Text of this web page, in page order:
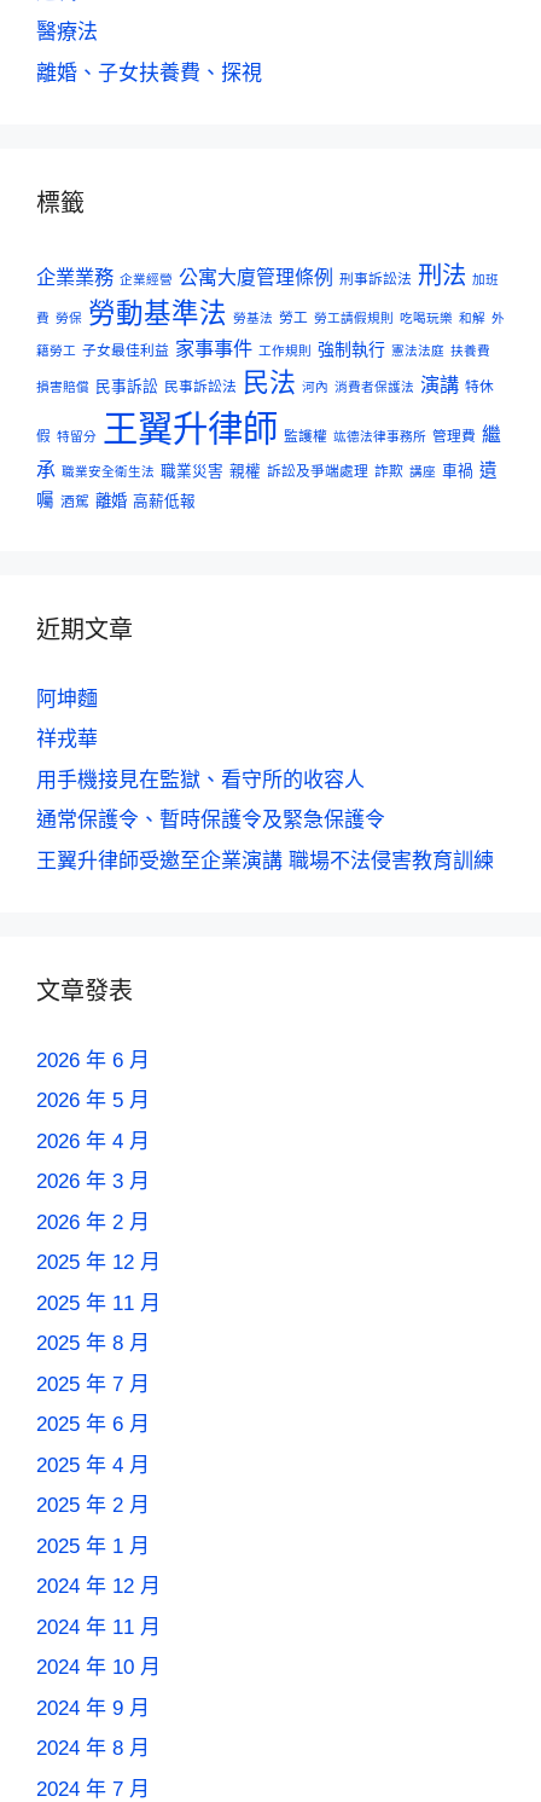
醫療法
離婚、子女扶養費、探視
標籤
企業業務 企業經營 公寓大廈管理條例 刑事訴訟法 刑法 加班
費 勞保 勞動基準法 勞基法 勞工 勞工請假規則 吃喝玩樂 和解 外
籍勞工 子女最佳利益 家事事件 工作規則 強制執行 憲法法庭 扶養費
損害賠償 民事訴訟 民事訴訟法 民法 河內 消費者保護法 演講 特休
假 特留分 王翼升律師 監護權 竑德法律事務所 管理費 繼
承 職業安全衛生法 職業災害 親權 訴訟及爭端處理 詐欺 講座 車禍 遺
囑 酒駕 離婚 高薪低報
近期文章
阿坤麵
祥戎華
用手機接見在監獄、看守所的收容人
通常保護令、暫時保護令及緊急保護令
王翼升律師受邀至企業演講 職場不法侵害教育訓練
文章發表
2026 年 6 月
2026 年 5 月
2026 年 4 月
2026 年 3 月
2026 年 2 月
2025 年 12 月
2025 年 11 月
2025 年 8 月
2025 年 7 月
2025 年 6 月
2025 年 4 月
2025 年 2 月
2025 年 1 月
2024 年 12 月
2024 年 11 月
2024 年 10 月
2024 年 9 月
2024 年 8 月
2024 年 7 月